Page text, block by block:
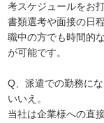
考スケジュールをお
書類選考や面接の日
職中の方でも時間的
が可能です。
Q、派遣での勤務に
いいえ。
当社は企業様への直